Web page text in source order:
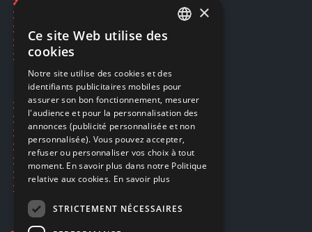
Restauration CD griffés
Réparations & SAV
Smartpoints
Ecogaming
Expédition & retours
Confidentialité
Conditions générales
EA Sport UFC 6
Call of Duty: Modern Warfare 4
Rachat et revente de jeux en cash
ENGLISH
×
Ce site Web utilise des
cookies
Notre site utilise des cookies et des
identifiants publicitaires mobiles pour
assurer son bon fonctionnement, mesurer
l'audience et pour la personnalisation des
annonces (publicité personnalisée et non
personnalisée). Vous pouvez accepter,
refuser ou personnaliser vos choix à tout
moment. En savoir plus dans notre Politique
relative aux cookies. En savoir plus
STRICTEMENT NÉCESSAIRES